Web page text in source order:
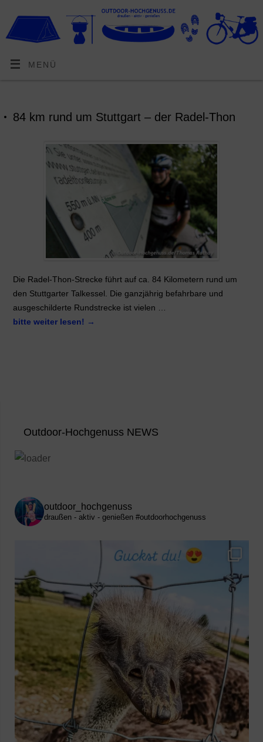
MENÜ
84 km rund um Stuttgart – der Radel-Thon
Die Radel-Thon-Strecke führt auf ca. 84 Kilometern rund um
den Stuttgarter Talkessel. Die ganzjährig befahrbare und
ausgeschilderte Rundstrecke ist vielen …
bitte weiter lesen! →
Outdoor-Hochgenuss NEWS
outdoor_hochgenuss
draußen - aktiv - genießen #outdoorhochgenuss